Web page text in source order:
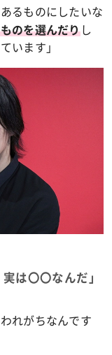
るものにしたいな
のを選んだりし
います」
は〇〇なんだ」
れがちなんです